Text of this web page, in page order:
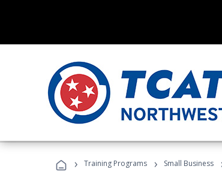
› Training Programs › Small Business